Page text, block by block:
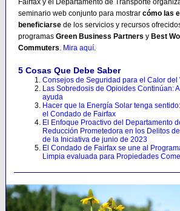
Fairfax y el Departamento de Transporte
seminario web conjunto para mostrar cómo las
beneficiarse de los servicios y recursos
programas Green Business Partners y Best
Commuters. Mira aquí.
5 Cosas Que Debe Saber
Consejos de Seguridad para el Calor del
Las Sobredosis de Opioides Continúan:
ayuda
Hacer que la Energía Solar tenga
el Condado de Fairfax
El Enfoque Proactivo del Departamento
Reducción Prometedora en los Delitos
de la Iniciativa de junio de 2023
El Condado de Fairfax se une al
Limpia evaluada para Propiedades